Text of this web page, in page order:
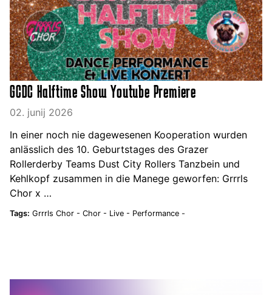
GCDC Halftime Show Youtube Premiere
02. junij 2026
In einer noch nie dagewesenen Kooperation wurden
anlässlich des 10. Geburtstages des Grazer
Rollerderby Teams Dust City Rollers Tanzbein und
Kehlkopf zusammen in die Manege geworfen: Grrrls
Chor x …
Tags: Grrrls Chor - Chor - Live - Performance -